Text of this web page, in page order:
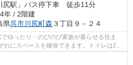
尻駅」バス停下車 徒歩11分
年 / 2階建
県呉市川尻町森 ３丁目９－２４
ゆったり・のびのび家族が暮らせる住ま
れにスペースを確保できます。トイレは2か
があり家...